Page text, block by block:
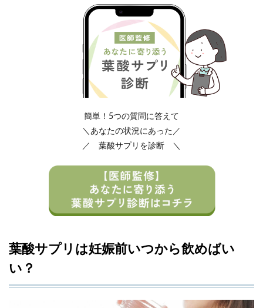
簡単！5つの質問に答えて
＼あなたの状況にあった／
／ 葉酸サプリを診断 ＼
葉酸サプリは妊娠前いつから飲めばい
い？